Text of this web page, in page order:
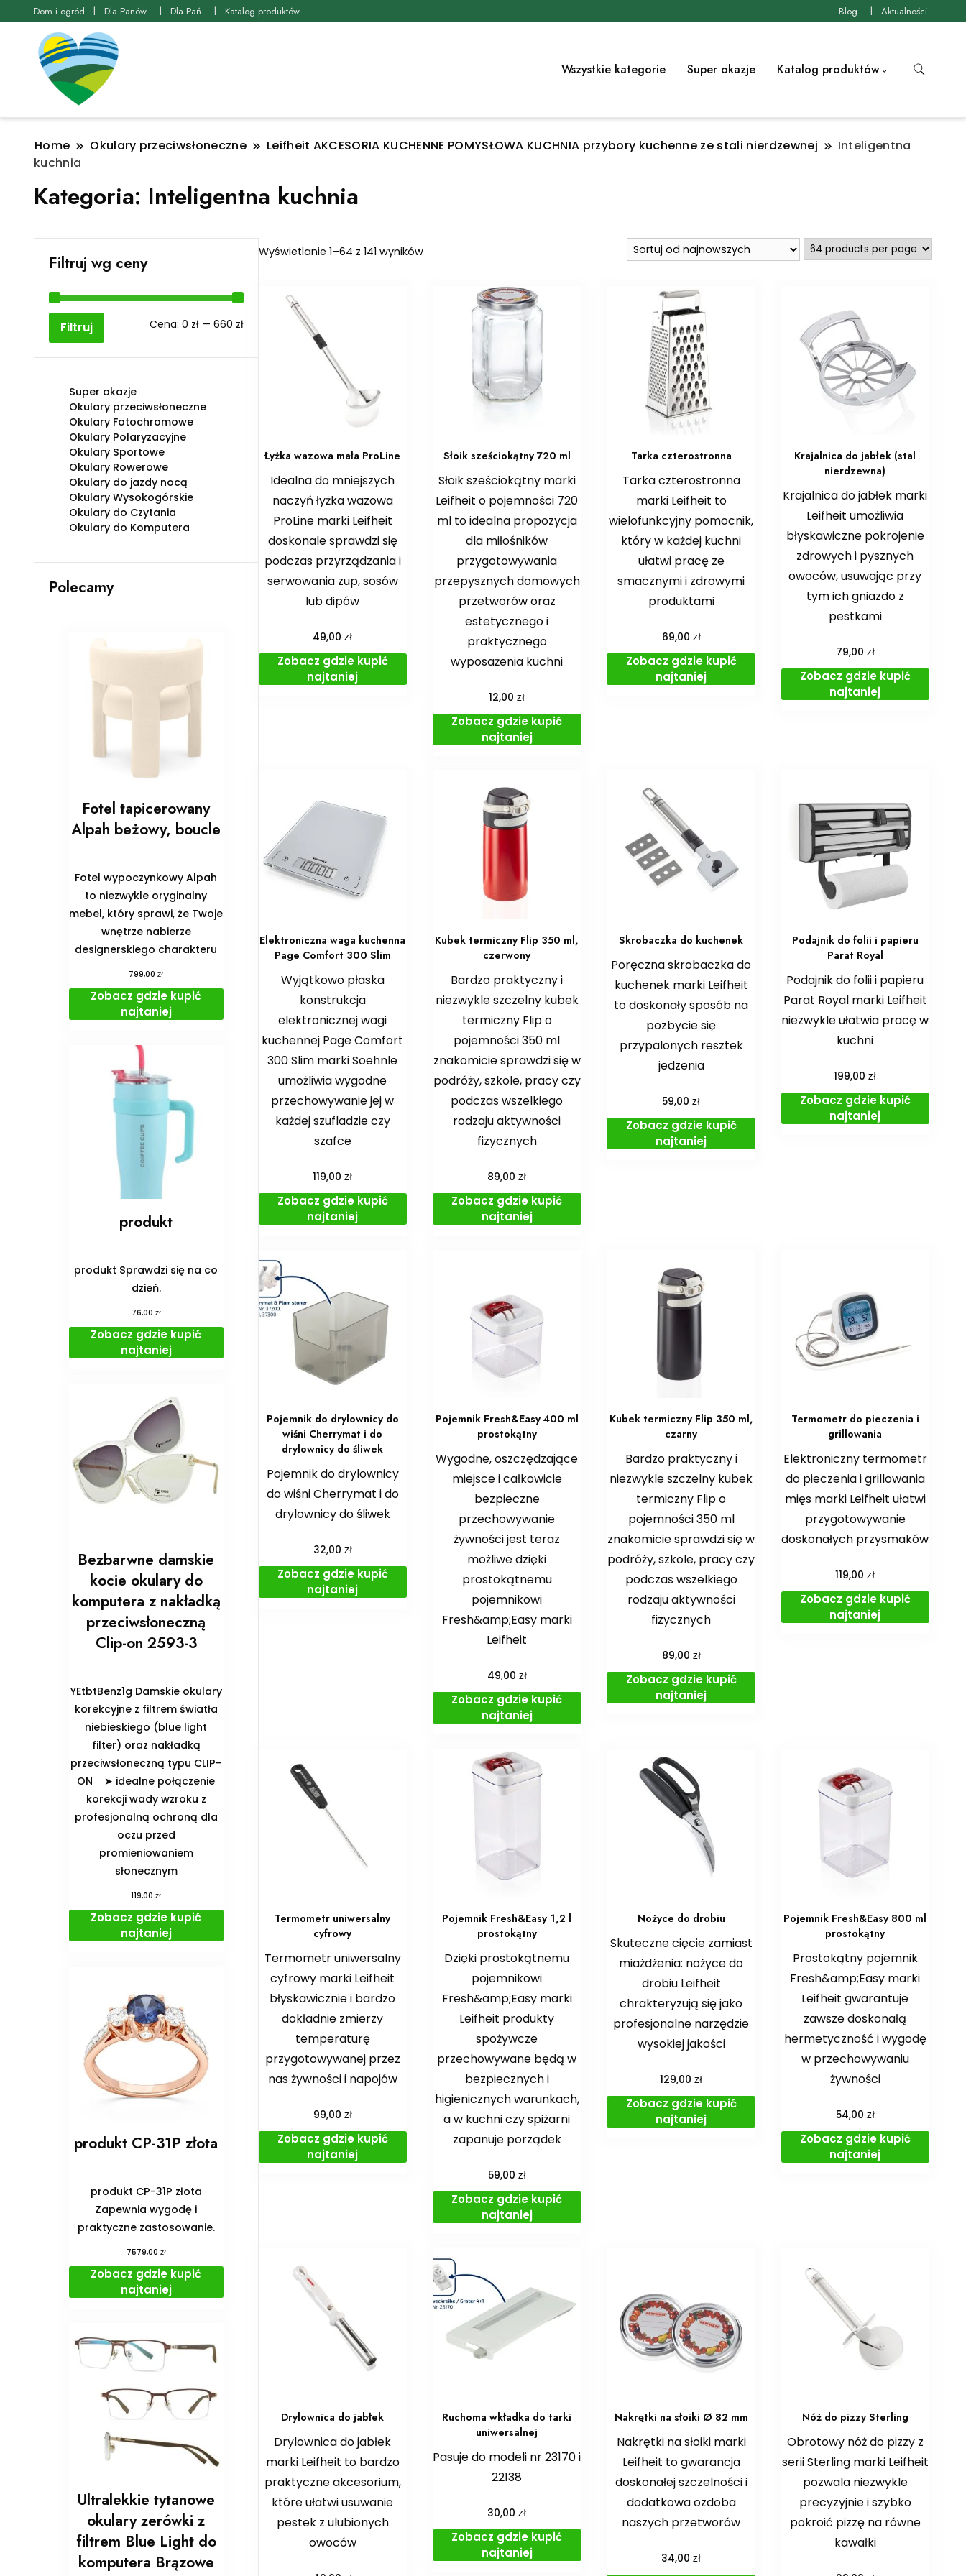
Dom i ogród Dla Panów Dla Pań Katalog produktów Blog Aktualności
Wszystkie kategorie Super okazje Katalog produktów
Home Okulary przeciwsłoneczne Leifheit AKCESORIA KUCHENNE POMYSŁOWA KUCHNIA przybory kuchenne ze stali nierdzewnej
Inteligentna
kuchnia
Kategoria: Inteligentna kuchnia
Wyświetlanie 1–64 z 141 wynikówPosortowane
najnowszych
Łyżka wazowa mała ProLine
Idealna do mniejszych
naczyń łyżka wazowa
ProLine marki Leifheit
doskonale sprawdzi się
podczas przyrządzania i
serwowania zup, sosów
lub dipów
49,00zł
Zobacz gdzie kupić
najtaniej
Słoik sześciokątny 720 ml
Słoik sześciokątny marki
Leifheit o pojemności 720
ml to idealna propozycja
dla miłośników
przygotowywania
przepysznych domowych
przetworów oraz
estetycznego i
praktycznego
wyposażenia kuchni
12,00zł
Zobacz gdzie kupić
najtaniej
Tarka czterostronna
Tarka czterostronna
marki Leifheit to
wielofunkcyjny pomocnik,
który w każdej kuchni
ułatwi pracę ze
smacznymi i zdrowymi
produktami
69,00 zł
Zobacz gdzie kupić
najtaniej
Krajalnica do jabłek (stal
nierdzewna)
Krajalnica do jabłek marki
Leifheit umożliwia
błyskawiczne pokrojenie
zdrowych i pysznych
owoców, usuwając przy
tym ich gniazdo z
pestkami
79,00 zł
Zobacz gdzie kupić
najtaniej
Elektroniczna waga kuchenna
Page Comfort 300 Slim
Wyjątkowo płaska
konstrukcja
elektronicznej wagi
kuchennej Page Comfort
300 Slim marki Soehnle
umożliwia wygodne
przechowywanie jej w
każdej szufladzie czy
szafce
119,00zł
Zobacz gdzie kupić
najtaniej
Kubek termiczny Flip 350 ml,
czerwony
Bardzo praktyczny i
niezwykle szczelny kubek
termiczny Flip o
pojemności 350 ml
znakomicie sprawdzi się w
podróży, szkole, pracy czy
podczas wszelkiego
rodzaju aktywności
fizycznych
89,00zł
Zobacz gdzie kupić
najtaniej
Skrobaczka do kuchenek
Poręczna skrobaczka do
kuchenek marki Leifheit
to doskonały sposób na
pozbycie się
przypalonych resztek
jedzenia
59,00zł
Zobacz gdzie kupić
najtaniej
Podajnik do folii i papieru
Parat Royal
Podajnik do folii i papieru
Parat Royal marki Leifheit
niezwykle ułatwia pracę w
kuchni
199,00zł
Zobacz gdzie kupić
najtaniej
Pojemnik do drylownicy do
wiśni Cherrymat i do
drylownicy do śliwek
Pojemnik do drylownicy
do wiśni Cherrymat i do
drylownicy do śliwek
32,00 zł
Zobacz gdzie kupić
najtaniej
Pojemnik Fresh&Easy 400 ml
prostokątny
Wygodne, oszczędzające
miejsce i całkowicie
bezpieczne
przechowywanie
żywności jest teraz
możliwe dzięki
prostokątnemu
pojemnikowi
Fresh&amp;Easy marki
Leifheit
49,00 zł
Zobacz gdzie kupić
najtaniej
Kubek termiczny Flip 350 ml,
czarny
Bardzo praktyczny i
niezwykle szczelny kubek
termiczny Flip o
pojemności 350 ml
znakomicie sprawdzi się w
podróży, szkole, pracy czy
podczas wszelkiego
rodzaju aktywności
fizycznych
89,00 zł
Zobacz gdzie kupić
najtaniej
Termometr do pieczenia i
grillowania
Elektroniczny termometr
do pieczenia i grillowania
mięs marki Leifheit ułatwi
przygotowywanie
doskonałych przysmaków
119,00zł
Zobacz gdzie kupić
najtaniej
Termometr uniwersalny
cyfrowy
Termometr uniwersalny
cyfrowy marki Leifheit
błyskawicznie i bardzo
dokładnie zmierzy
temperaturę
przygotowywanej przez
nas żywności i napojów
99,00 zł
Zobacz gdzie kupić
najtaniej
Pojemnik Fresh&Easy 1,2 l
prostokątny
Dzięki prostokątnemu
pojemnikowi
Fresh&amp;Easy marki
Leifheit produkty
spożywcze
przechowywane będą w
bezpiecznych i
higienicznych warunkach,
a w kuchni czy spiżarni
zapanuje porządek
59,00 zł
Zobacz gdzie kupić
najtaniej
Nożyce do drobiu
Skuteczne cięcie zamiast
miażdżenia: nożyce do
drobiu Leifheit
chrakteryzują się jako
profesjonalne narzędzie
wysokiej jakości
129,00zł
Zobacz gdzie kupić
najtaniej
Pojemnik Fresh&Easy 800 ml
prostokątny
Prostokątny pojemnik
Fresh&amp;Easy marki
Leifheit gwarantuje
zawsze doskonałą
hermetyczność i wygodę
w przechowywaniu
żywności
54,00 zł
Zobacz gdzie kupić
najtaniej
Drylownica do jabłek
Drylownica do jabłek
marki Leifheit to bardzo
praktyczne akcesorium,
które ułatwi usuwanie
pestek z ulubionych
owoców
Ruchoma wkładka do tarki
uniwersalnej
Pasuje do modeli nr 23170 i
22138
30,00zł
Zobacz gdzie kupić
najtaniej
Nakrętki na słoiki Ø 82 mm
Nakrętki na słoiki marki
Leifheit to gwarancja
doskonałej szczelności i
dodatkowa ozdoba
naszych przetworów
34,00zł
Nóż do pizzy Sterling
Obrotowy nóż do pizzy z
serii Sterling marki Leifheit
pozwala niezwykle
precyzyjnie i szybko
pokroić pizzę na równe
kawałki
Filtruj wg ceny
Cena
Cena
Filtruj Cena: 0 zł— 660 zł
Super okazje
Okulary przeciwsłoneczne
Okulary Fotochromowe
Okulary Polaryzacyjne
Okulary Sportowe
Okulary Rowerowe
Okulary do jazdy nocą
Okulary Wysokogórskie
Okulary do Czytania
Okulary do Komputera
Polecamy
Fotel tapicerowany
Alpah beżowy, boucle
Fotel wypoczynkowy Alpah
to niezwykle oryginalny
mebel, który sprawi, że Twoje
wnętrze nabierze
designerskiego charakteru
799,00zł
Zobacz gdzie kupić
najtaniej
produkt
produkt Sprawdzi się na co
dzień.
76,00 zł
Zobacz gdzie kupić
najtaniej
Bezbarwne damskie
kocie okulary do
komputera z nakładką
przeciwsłoneczną
Clip-on 2593-3
YEtbtBenz1g Damskie okulary
korekcyjne z filtrem światła
niebieskiego (blue light
filter) oraz nakładką
przeciwsłoneczną typu CLIP-
ON ➤ idealne połączenie
korekcji wady wzroku z
profesjonalną ochroną dla
oczu przed
promieniowaniem
słonecznym
119,00zł
Zobacz gdzie kupić
najtaniej
produkt CP-31P złota
produkt CP-31P złota
Zapewnia wygodę i
praktyczne zastosowanie.
7579,00 zł
Zobacz gdzie kupić
najtaniej
Ultralekkie tytanowe
okulary zerówki z
filtrem Blue Light do
komputera Brązowe